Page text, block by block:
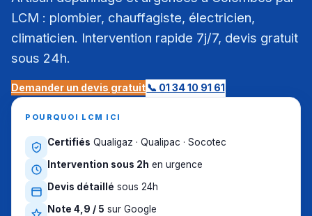
LCM : plombier, chauffagiste, électricien,
climaticien. Intervention rapide 7j/7, devis gratuit
sous 24h.
Demander un devis gratuit📞 01 34 10 91 61
POURQUOI LCM ICI
Certifiés Qualigaz · Qualipac · Socotec
Intervention sous 2h en urgence
Devis détaillé sous 24h
Note 4,9 / 5 sur Google